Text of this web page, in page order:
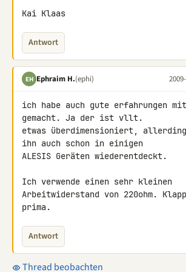
Kai Klaas
Antwort
EH Ephraim H.(ephi)
ich habe auch gute erfahrungen mit
gemacht. Ja der ist vllt.
etwas überdimensioniert,
ihn auch schon in einigen
ALESIS Geräten wiederentdeckt.
Ich verwende einen sehr kleinen
Arbeitwiderstand von 220ohm.
prima.
Antwort
Thread beobachten